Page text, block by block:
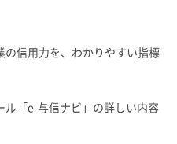
の信用力を、わかりやすい指標
ル「e-与信ナビ」の詳しい内容